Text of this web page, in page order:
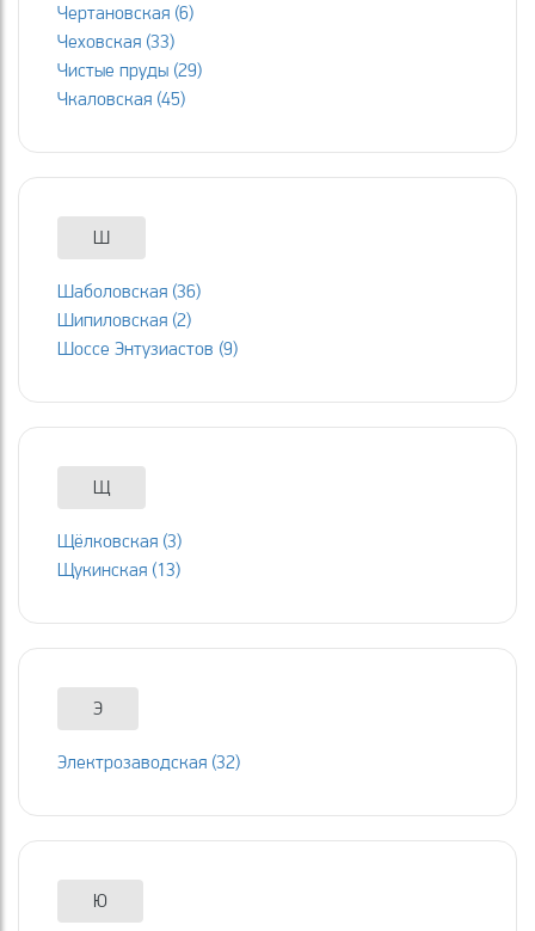
Чертановская (6)
Чеховская (33)
Чистые пруды (29)
Чкаловская (45)
Ш
Шаболовская (36)
Шипиловская (2)
Шоссе Энтузиастов (9)
Щ
Щёлковская (3)
Щукинская (13)
Э
Электрозаводская (32)
Ю